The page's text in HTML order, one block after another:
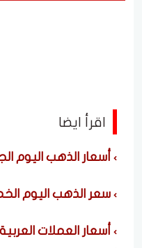
اقرأ ايضا
أسعار الذهب اليوم الجمعة 7
سعر الذهب اليوم الخميس 6